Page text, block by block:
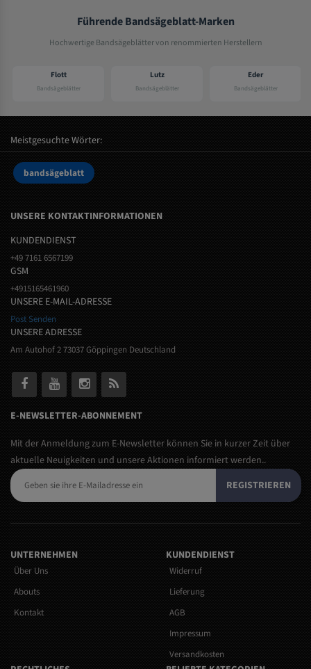
Führende Bandsägeblatt-Marken
Hochwertige Bandsägeblätter von renommierten Herstellern
Flott
Bandsägeblätter
Lutz
Bandsägeblätter
Eder
Bandsägeblätter
Meistgesuchte Wörter:
bandsägeblatt
UNSERE KONTAKTINFORMATIONEN
KUNDENDIENST
+49 7161 6567199
GSM
+4915165461960
UNSERE E-MAIL-ADRESSE
Post Senden
UNSERE ADRESSE
Am Autohof 2 73037 Göppingen Deutschland
E-NEWSLETTER-ABONNEMENT
Mit der Anmeldung zum E-Newsletter können Sie in kurzer Zeit über
aktuelle Neuigkeiten und unsere Aktionen informiert werden..
REGISTRIEREN
UNTERNEHMEN
Über Uns
Abouts
Kontakt
KUNDENDIENST
Widerruf
Lieferung
AGB
Impressum
Versandkosten